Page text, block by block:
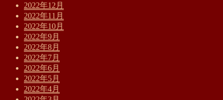
2022年12月
2022年11月
2022年10月
2022年9月
2022年8月
2022年7月
2022年6月
2022年5月
2022年4月